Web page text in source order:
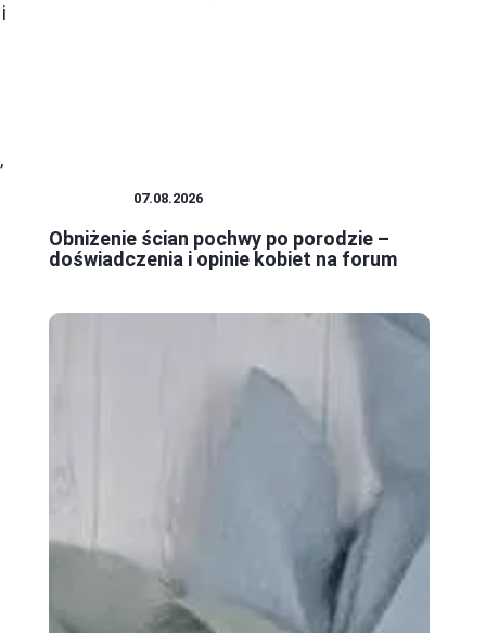
07.08.2026
Obniżenie ścian pochwy po porodzie –
doświadczenia i opinie kobiet na forum